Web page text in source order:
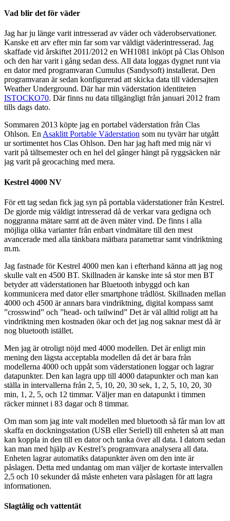
Vad blir det för väder
Jag har ju länge varit intresserad av väder och väderobservationer.
Kanske ett arv efter min far som var väldigt väderintresserad. Jag
skaffade vid årskiftet 2011/2012 en WH1081 inköpt på Clas Ohlson
och den har varit i gång sedan dess. All data loggas dygnet runt via
en dator med programvaran Cumulus (Sandysoft) installerat. Den
programvaran är sedan konfigurerad att skicka data till vädersajten
Weather Underground. Där har min väderstation identiteten
ISTOCKO70. Där finns nu data tillgängligt från januari 2012 fram
tills dags dato.
Sommaren 2013 köpte jag en portabel väderstation från Clas
Ohlson. En Asaklitt Portable Väderstation som nu tyvärr har utgått
ur sortimentet hos Clas Ohlson. Den har jag haft med mig när vi
varit på tältsemester och en hel del gånger hängt på ryggsäcken när
jag varit på geocaching med mera.
Kestrel 4000 NV
För ett tag sedan fick jag syn på portabla väderstationer från Kestrel.
De gjorde mig väldigt intresserad då de verkar vara gedigna och
noggranna mätare samt att de även mäter vind. De finns i alla
möjliga olika varianter från enbart vindmätare till den mest
avancerade med alla tänkbara mätbara parametrar samt vindriktning
m.m.
Jag fastnade för Kestrel 4000 men kan i efterhand känna att jag nog
skulle valt en 4500 BT. Skillnaden är kanske inte så stor men BT
betyder att väderstationen har Bluetooth inbyggd och kan
kommunicera med dator eller smartphone trådlöst. Skillnaden mellan
4000 och 4500 är annars bara vindriktning, digital kompass samt
”crosswind” och ”head- och tailwind” Det är väl alltid roligt att ha
vindriktning men kostnaden ökar och det jag nog saknar mest då är
nog bluetooth istället.
Men jag är otroligt nöjd med 4000 modellen. Det är enligt min
mening den lägsta acceptabla modellen då det är bara från
modellerna 4000 och uppåt som väderstationen loggar och lagrar
datapunkter. Den kan lagra upp till 4000 datapunkter och man kan
ställa in intervallerna från 2, 5, 10, 20, 30 sek, 1, 2, 5, 10, 20, 30
min, 1, 2, 5, och 12 timmar. Väljer man en datapunkt i timmen
räcker minnet i 83 dagar och 8 timmar.
Om man som jag inte valt modellen med bluetooth så får man lov att
skaffa en dockningsstation (USB eller Seriell) till enheten så att man
kan koppla in den till en dator och tanka över all data. I datorn sedan
kan man med hjälp av Kestrel’s programvara analysera all data.
Enheten lagrar automatiks datapunkter även om den inte är
påslagen. Detta med undantag om man väljer de kortaste intervallen
2,5 och 10 sekunder då måste enheten vara påslagen för att lagra
informationen.
Slagtålig och vattentät